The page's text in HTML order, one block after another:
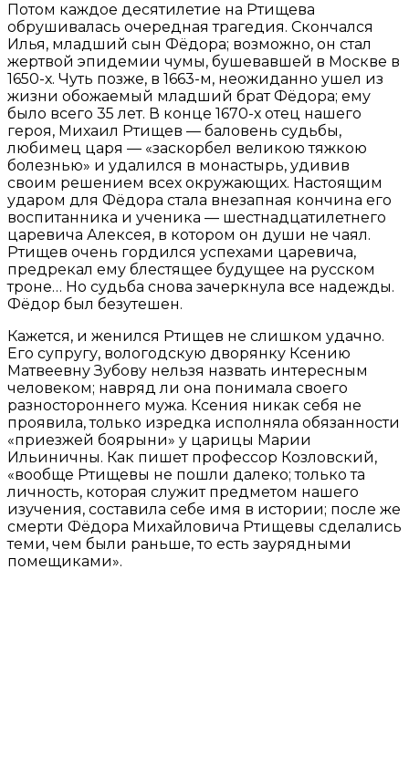
Потом каждое десятилетие на Ртищева
обрушивалась очередная трагедия. Скончался
Илья, младший сын Фёдора; возможно, он стал
жертвой эпидемии чумы, бушевавшей в Москве в
1650-х. Чуть позже, в 1663-м, неожиданно ушел из
жизни обожаемый младший брат Фёдора; ему
было всего 35 лет. В конце 1670-х отец нашего
героя, Михаил Ртищев — баловень судьбы,
любимец царя — «заскорбел великою тяжкою
болезнью» и удалился в монастырь, удивив
своим решением всех окружающих. Настоящим
ударом для Фёдора стала внезапная кончина его
воспитанника и ученика — шестнадцатилетнего
царевича Алексея, в котором он души не чаял.
Ртищев очень гордился успехами царевича,
предрекал ему блестящее будущее на русском
троне… Но судьба снова зачеркнула все надежды.
Фёдор был безутешен.
Кажется, и женился Ртищев не слишком удачно.
Его супругу, вологодскую дворянку Ксению
Матвеевну Зубову нельзя назвать интересным
человеком; навряд ли она понимала своего
разностороннего мужа. Ксения никак себя не
проявила, только изредка исполняла обязанности
«приезжей боярыни» у царицы Марии
Ильиничны. Как пишет профессор Козловский,
«вообще Ртищевы не пошли далеко; только та
личность, которая служит предметом нашего
изучения, составила себе имя в истории; после же
смерти Фёдора Михайловича Ртищевы сделались
теми, чем были раньше, то есть заурядными
помещиками».